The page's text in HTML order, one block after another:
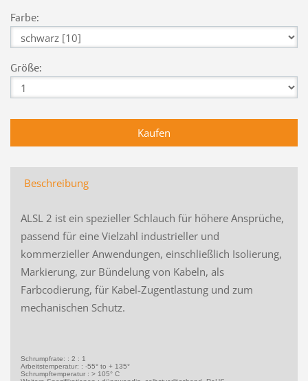
Farbe:
Größe:
Beschreibung
ALSL 2 ist ein spezieller Schlauch für höhere Ansprüche,
passend für eine Vielzahl industrieller und
kommerzieller Anwendungen, einschließlich Isolierung,
Markierung, zur Bündelung von Kabeln, als
Farbcodierung, für Kabel-Zugentlastung und zum
mechanischen Schutz.
Schrumpfrate: : 2 : 1
Arbeitstemperatur: : -55° to + 135°
Schrumpftemperatur : > 105° C